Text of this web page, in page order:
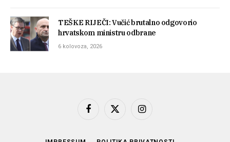
TEŠKE RIJEČI: Vučić brutalno odgovorio
hrvatskom ministru odbrane
6 kolovoza, 2026
Facebook
X
Instagram